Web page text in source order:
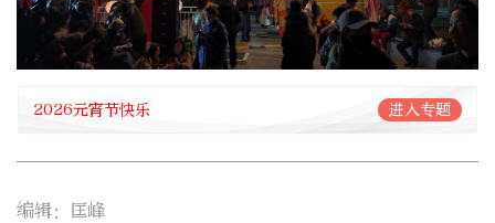
2026元宵节快乐 进入专题
编辑：匡峰